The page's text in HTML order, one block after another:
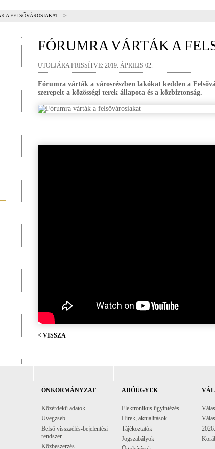
A FELSŐVÁROSIAKAT >
FÓRUMRA VÁRTÁK A
UTOLJÁRA FRISSÍTVE: 2019. ÁPRILIS 02.
Fórumra várták a városrészben lakókat kedden a
szerepelt a közösségi terek állapota és a közbiztonság.
.
< VISSZA
ÖNKORMÁNYZAT
Közérdekű adatok
Üvegzseb
Belső visszaélés-bejelentési
rendszer
Közbeszerzés
ADÓÜGYEK
Elektronikus ügyintézés
Hírek, aktualitások
Tájékoztatók
Jogszabályok